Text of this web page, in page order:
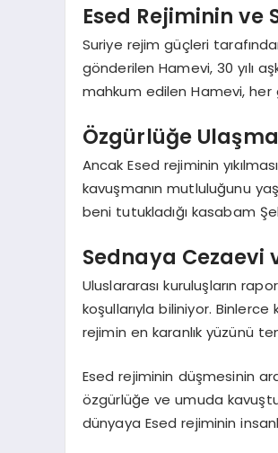
Esed Rejiminin ve
Suriye rejim güçleri
gönderilen Hamevi, 30 yılı
mahkum edilen Hamevi,
Özgürlüğe
Ancak Esed rejiminin
kavuşmanın mutluluğunu
beni tutukladığı kasabam
Sednaya Cezaevi
Uluslararası kuruluşların
koşullarıyla biliniyor.
rejimin en karanlık yüzünü
Esed rejiminin düşmesinin
özgürlüğe ve umuda
dünyaya Esed rejiminin